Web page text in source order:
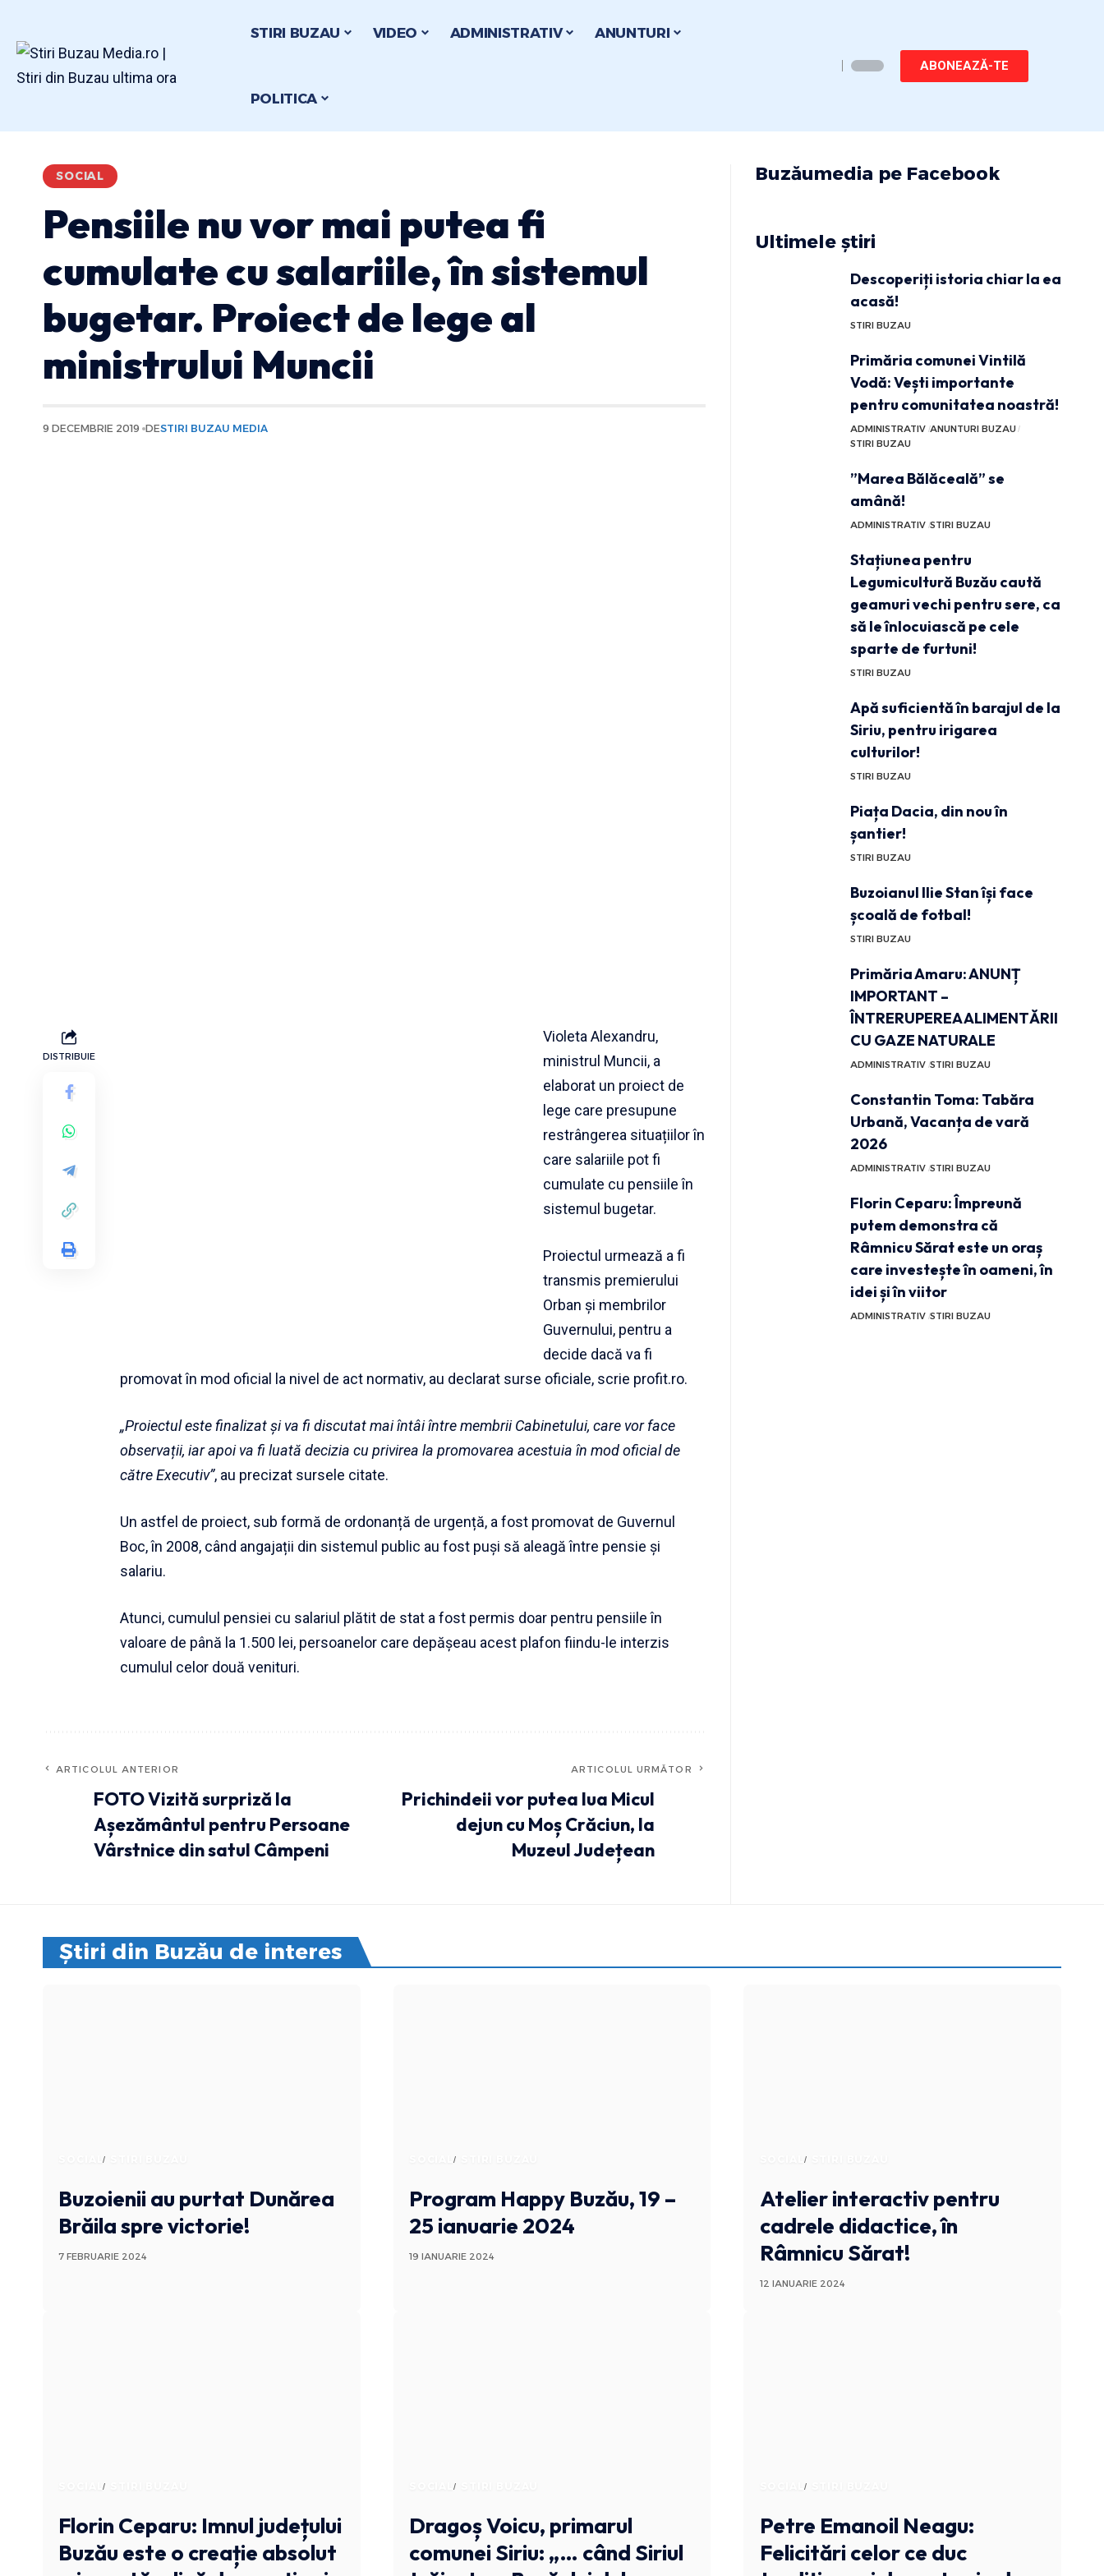
STIRI BUZAU VIDEO ADMINISTRATIV ANUNTURI
POLITICA
ABONEAZĂ-TE
SOCIAL
Pensiile nu vor mai putea fi
cumulate cu salariile, în sistemul
bugetar. Proiect de lege al
ministrului Muncii
9 DECEMBRIE 2019 DESTIRI BUZAU MEDIA
DISTRIBUIE
Violeta Alexandru,
ministrul Muncii, a
elaborat un proiect de
lege care presupune
restrângerea situațiilor în
care salariile pot fi
cumulate cu pensiile în
sistemul bugetar.
Proiectul urmează a fi
transmis premierului
Orban și membrilor
Guvernului, pentru a
decide dacă va fi
promovat în mod oficial la nivel de act normativ, au declarat surse oficiale, scrie profit.ro.
„Proiectul este finalizat și va fi discutat mai întâi între membrii Cabinetului, care vor face
observații, iar apoi va fi luată decizia cu privirea la promovarea acestuia în mod oficial de
către Executiv”, au precizat sursele citate.
Un astfel de proiect, sub formă de ordonanță de urgență, a fost promovat de Guvernul
Boc, în 2008, când angajații din sistemul public au fost puși să aleagă între pensie și
salariu.
Atunci, cumulul pensiei cu salariul plătit de stat a fost permis doar pentru pensiile în
valoare de până la 1.500 lei, persoanelor care depășeau acest plafon fiindu-le interzis
cumulul celor două venituri.
ARTICOLUL ANTERIOR
FOTO Vizită surpriză la
Așezământul pentru Persoane
Vârstnice din satul Câmpeni
ARTICOLUL URMĂTOR
Prichindeii vor putea lua Micul
dejun cu Moș Crăciun, la
Muzeul Județean
Buzăumedia pe Facebook
Ultimele știri
Descoperiți istoria chiar la ea
acasă!
STIRI BUZAU
Primăria comunei Vintilă
Vodă: Vești importante
pentru comunitatea noastră!
ADMINISTRATIV ANUNTURI BUZAU
STIRI BUZAU
”Marea Bălăceală” se
amână!
ADMINISTRATIV STIRI BUZAU
Stațiunea pentru
Legumicultură Buzău caută
geamuri vechi pentru sere, ca
să le înlocuiască pe cele
sparte de furtuni!
STIRI BUZAU
Apă suficientă în barajul de la
Siriu, pentru irigarea
culturilor!
STIRI BUZAU
Piața Dacia, din nou în
șantier!
STIRI BUZAU
Buzoianul Ilie Stan își face
școală de fotbal!
STIRI BUZAU
Primăria Amaru: ANUNȚ
IMPORTANT –
ÎNTRERUPEREA ALIMENTĂRII
CU GAZE NATURALE
ADMINISTRATIV STIRI BUZAU
Constantin Toma: Tabăra
Urbană, Vacanța de vară
2026
ADMINISTRATIV STIRI BUZAU
Florin Ceparu: Împreună
putem demonstra că
Râmnicu Sărat este un oraș
care investește în oameni, în
idei și în viitor
ADMINISTRATIV STIRI BUZAU
Știri din Buzău de interes
SOCIAL
Buzoienii au purtat Dunărea
Brăila spre victorie!
7 FEBRUARIE 2024
SOCIAL
Program Happy Buzău, 19 –
25 ianuarie 2024
19 IANUARIE 2024
SOCIAL
Atelier interactiv pentru
cadrele didactice, în
Râmnicu Sărat!
12 IANUARIE 2024
SOCIAL
Florin Ceparu: Imnul județului
Buzău este o creație absolut
SOCIAL
Dragoș Voicu, primarul
comunei Siriu: „… când Siriul
SOCIAL
Petre Emanoil Neagu:
Felicitări celor ce duc